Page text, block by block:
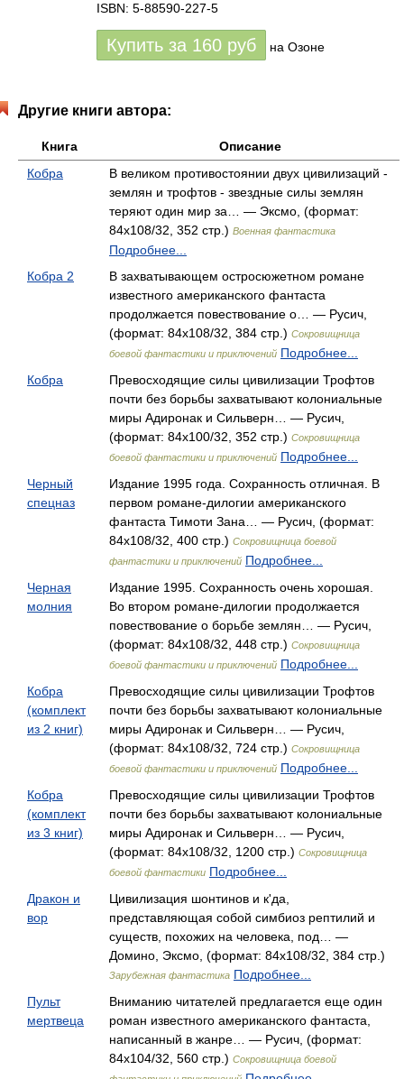
ISBN: 5-88590-227-5
Купить за 160 руб на Озоне
Другие книги автора:
Книга
Описание
Кобра
В великом противостоянии двух цивилизаций -
землян и трофтов - звездные силы землян
теряют один мир за… — Эксмо, (формат:
84x108/32, 352 стр.) Военная фантастика
Подробнее...
Кобра 2
В захватывающем остросюжетном романе
известного американского фантаста
продолжается повествование о… — Русич,
(формат: 84x108/32, 384 стр.) Сокровищница
боевой фантастики и приключений Подробнее...
Кобра
Превосходящие силы цивилизации Трофтов
почти без борьбы захватывают колониальные
миры Адиронак и Сильверн… — Русич,
(формат: 84x100/32, 352 стр.) Сокровищница
боевой фантастики и приключений Подробнее...
Черный
спецназ
Издание 1995 года. Сохранность отличная. В
первом романе-дилогии американского
фантаста Тимоти Зана… — Русич, (формат:
84x108/32, 400 стр.) Сокровищница боевой
фантастики и приключений Подробнее...
Черная
молния
Издание 1995. Сохранность очень хорошая.
Во втором романе-дилогии продолжается
повествование о борьбе землян… — Русич,
(формат: 84x108/32, 448 стр.) Сокровищница
боевой фантастики и приключений Подробнее...
Кобра
(комплект
из 2 книг)
Превосходящие силы цивилизации Трофтов
почти без борьбы захватывают колониальные
миры Адиронак и Сильверн… — Русич,
(формат: 84x108/32, 724 стр.) Сокровищница
боевой фантастики и приключений Подробнее...
Кобра
(комплект
из 3 книг)
Превосходящие силы цивилизации Трофтов
почти без борьбы захватывают колониальные
миры Адиронак и Сильверн… — Русич,
(формат: 84x108/32, 1200 стр.) Сокровищница
боевой фантастики Подробнее...
Дракон и
вор
Цивилизация шонтинов и к'да,
представляющая собой симбиоз рептилий и
существ, похожих на человека, под… —
Домино, Эксмо, (формат: 84x108/32, 384 стр.)
Зарубежная фантастика Подробнее...
Пульт
мертвеца
Вниманию читателей предлагается еще один
роман известного американского фантаста,
написанный в жанре… — Русич, (формат:
84x104/32, 560 стр.) Сокровищница боевой